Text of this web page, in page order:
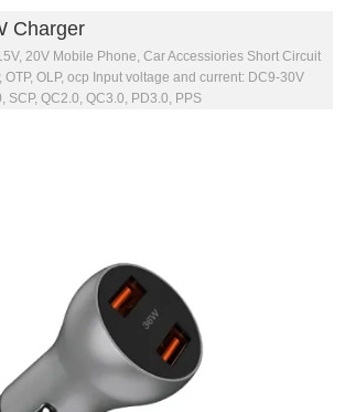
Charger
20V Mobile Phone, Car Accessiories Short Circuit
OTP, OLP, ocp Input voltage and current: DC9-30V
SCP, QC2.0, QC3.0, PD3.0, PPS